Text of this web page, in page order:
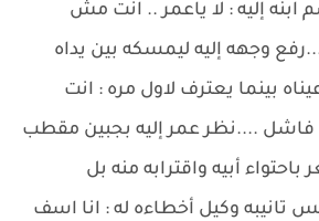
ابنه إليه : لا ياعمر .. انت مش
وجهه إليه ليمسكه بين يداه
بينما يعترف لاول مره : انت
....نظر عمر إليه بجبين مقطب
أبيه واقترابه منه بل
تانيبه وكيل أخطاءه له : انا اسف